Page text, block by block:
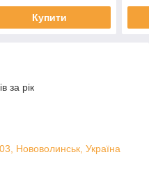
Купити
за рік
Нововолинськ, Україна